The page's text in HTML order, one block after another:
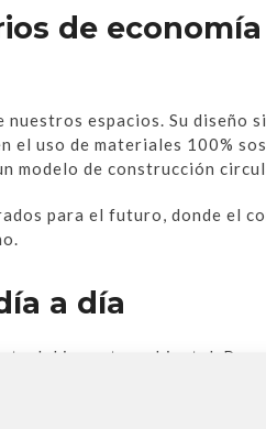
de economía
espacios. Su diseño
el uso de materiales 100%
modelo de construcción
para el futuro, donde el
a día
del impacto ambiental. Por
su
vehículos eléctricos